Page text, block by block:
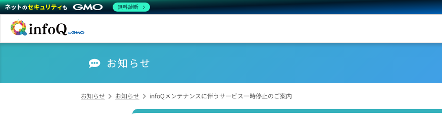
お知らせ
お知らせ お知らせ infoQメンテナンスに伴うサービス一時停止のご案内
無料診断